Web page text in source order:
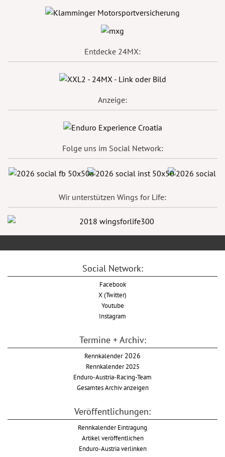
Entdecke 24MX:
Anzeige:
Folge uns im Social Network:
Wir unterstützen Wings for Life:
Social Network:
Facebook
X (Twitter)
Youtube
Instagram
Termine + Archiv:
Rennkalender2026
Rennkalender 2025
Enduro-Austria-Racing-Team
Gesamtes Archiv anzeigen
Veröffentlichungen:
Rennkalender Eintragung
Artikel veröffentlichen
Enduro-Austria verlinken